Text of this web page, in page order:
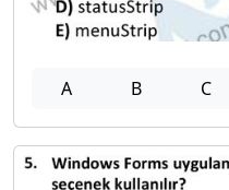
A B C